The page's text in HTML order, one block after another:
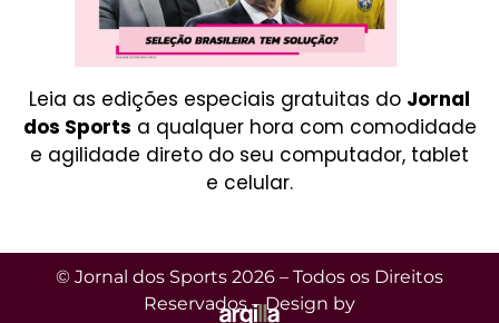
Leia as edições especiais gratuitas do Jornal
dos Sports a qualquer hora com comodidade
e agilidade direto do seu computador, tablet
e celular.
© Jornal dos Sports 2026 – Todos os Direitos
Reservados – Design by